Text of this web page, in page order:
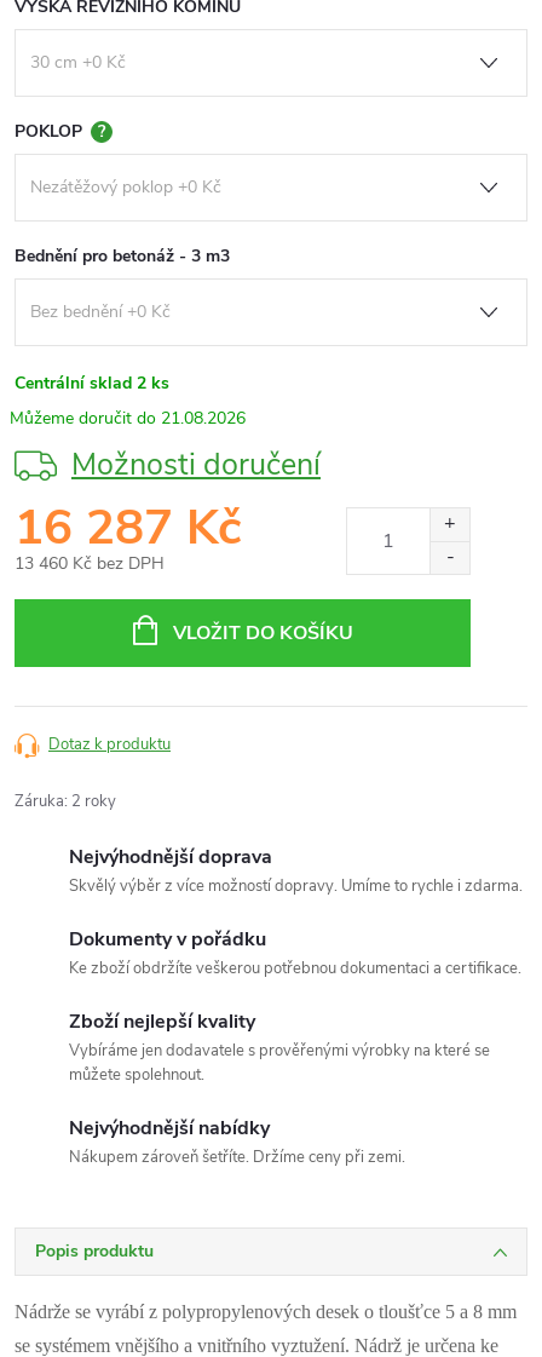
VÝŠKA REVIZNÍHO KOMÍNU
POKLOP ?
Bednění pro betonáž - 3 m3
Centrální sklad 2 ks
21.08.2026
Možnosti doručení
16 287 Kč
13 460 Kč bez DPH
VLOŽIT DO KOŠÍKU
Dotaz k produktu
Záruka: 2 roky
Nejvýhodnější doprava
Skvělý výběr z více možností dopravy. Umíme to rychle i zdarma.
Dokumenty v pořádku
Ke zboží obdržíte veškerou potřebnou dokumentaci a certifikace.
Zboží nejlepší kvality
Vybíráme jen dodavatele s prověřenými výrobky na které se
můžete spolehnout.
Nejvýhodnější nabídky
Nákupem zároveň šetříte. Držíme ceny při zemi.
Popis produktu
Nádrže se vyrábí z polypropylenových desek o tloušťce 5 a 8 mm
se systémem vnějšího a vnitřního vyztužení. Nádrž je určena ke